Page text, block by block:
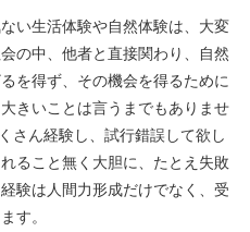
い生活体験や自然体験は、大変
の中、他者と直接関わり、自然
を得ず、その機会を得るために
きいことは言うまでもありませ
ん経験し、試行錯誤して欲し
ること無く大胆に、たとえ失敗
験は人間力形成だけでなく、受
す。